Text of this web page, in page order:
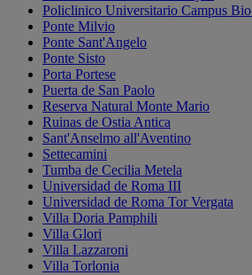
Policlinico Universitario Campus
Ponte Milvio
Ponte Sant'Angelo
Ponte Sisto
Porta Portese
Puerta de San Paolo
Reserva Natural Monte Mario
Ruinas de Ostia Antica
Sant'Anselmo all'Aventino
Settecamini
Tumba de Cecilia Metela
Universidad de Roma III
Universidad de Roma Tor Vergata
Villa Doria Pamphili
Villa Glori
Villa Lazzaroni
Villa Torlonia